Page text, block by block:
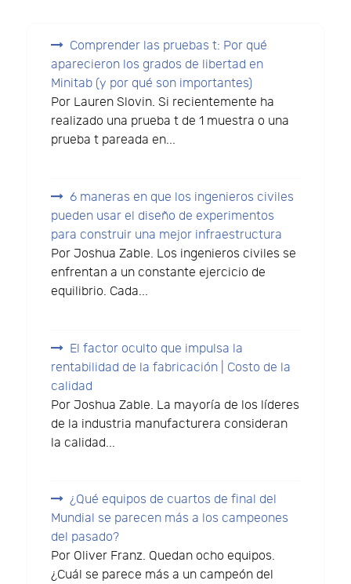
Comprender las pruebas t: Por qué
aparecieron los grados de libertad en
Minitab (y por qué son importantes)
Por Lauren Slovin. Si recientemente ha
realizado una prueba t de 1 muestra o una
prueba t pareada en...
6 maneras en que los ingenieros civiles
pueden usar el diseño de experimentos
para construir una mejor infraestructura
Por Joshua Zable. Los ingenieros civiles se
enfrentan a un constante ejercicio de
equilibrio. Cada...
El factor oculto que impulsa la
rentabilidad de la fabricación | Costo de la
calidad
Por Joshua Zable. La mayoría de los líderes
de la industria manufacturera consideran
la calidad...
¿Qué equipos de cuartos de final del
Mundial se parecen más a los campeones
del pasado?
Por Oliver Franz. Quedan ocho equipos.
¿Cuál se parece más a un campeón del